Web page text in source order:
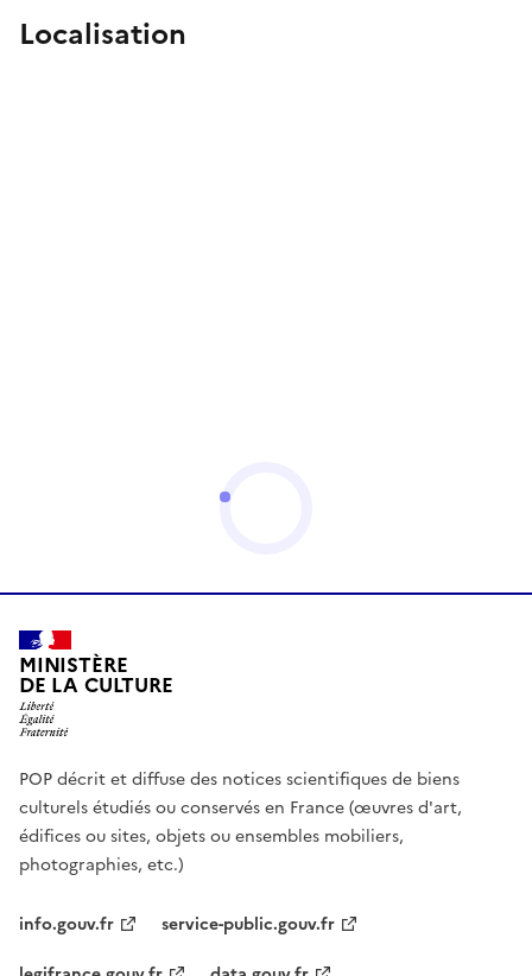
Localisation
MINISTÈRE
DE LA CULTURE
POP décrit et diffuse des notices scientifiques de biens
culturels étudiés ou conservés en France (œuvres d'art,
édifices ou sites, objets ou ensembles mobiliers,
photographies, etc.)
info.gouv.fr
service-public.gouv.fr